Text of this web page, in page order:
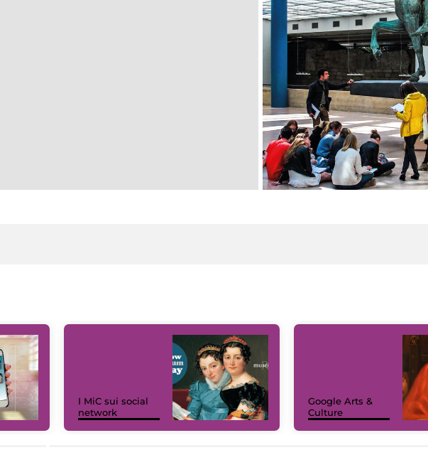
I MiC sui social
network
Google Arts &
Culture